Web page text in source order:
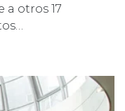
a otros 17